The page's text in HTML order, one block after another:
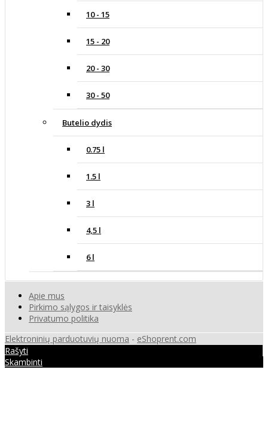
10 - 15
15 - 20
20 - 30
30 - 50
Butelio dydis
0.75 l
1.5 l
3 l
4,5 l
6 l
Apie mus
Pirkimo sąlygos ir taisyklės
Privatumo politika
Elektroninių parduotuvių nuoma - eShoprent.com
Rašyti
Skambinti